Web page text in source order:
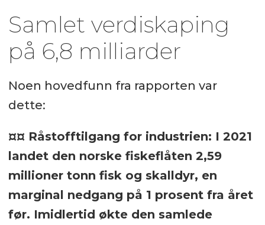
Samlet verdiskaping
på 6,8 milliarder
Noen hovedfunn fra rapporten var
dette:
¤¤ Råstofftilgang for industrien: I 2021
landet den norske fiskeflåten 2,59
millioner tonn fisk og skalldyr, en
marginal nedgang på 1 prosent fra året
før. Imidlertid økte den samlede